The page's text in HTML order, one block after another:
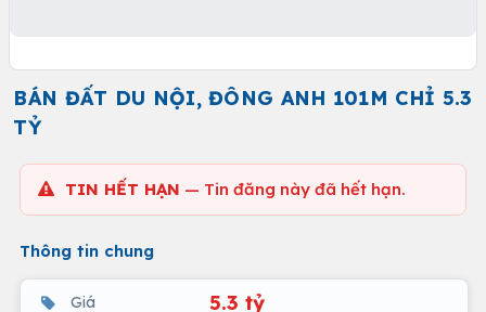
BÁN ĐẤT DU NỘI, ĐÔNG ANH 101M CHỈ 5.3
TỶ
TIN HẾT HẠN — Tin đăng này đã hết hạn.
Thông tin chung
Giá 5.3 tỷ